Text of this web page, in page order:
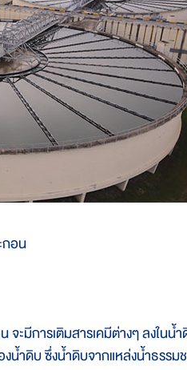
อน
ารเติมสารเคมีต่างๆ ลงในน้ำ
ำดิบ ซึ่งน้ำดิบจากแหล่งน้ำธรร